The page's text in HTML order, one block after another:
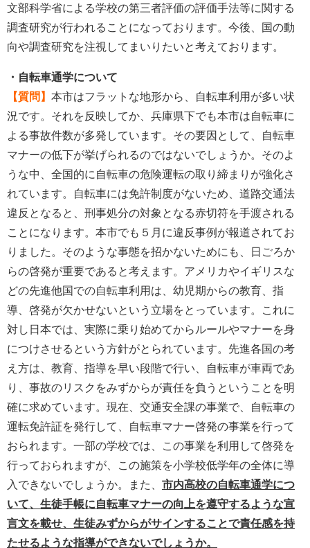
文部科学省による学校の第三者評価の評価手法等に関する
調査研究が行われることになっております。今後、国の動
向や調査研究を注視してまいりたいと考えております。
・自転車通学について
【質問】 本市はフラットな地形から、自転車利用が多い状
況です。それを反映してか、兵庫県下でも本市は自転車に
よる事故件数が多発しています。その要因として、自転車
マナーの低下が挙げられるのではないでしょうか。そのよ
うな中、全国的に自転車の危険運転の取り締まりが強化さ
れています。自転車には免許制度がないため、道路交通法
違反となると、刑事処分の対象となる赤切符を手渡される
ことになります。本市でも５月に違反事例が報道されてお
りました。そのような事態を招かないためにも、日ごろか
らの啓発が重要であると考えます。アメリカやイギリスな
どの先進他国での自転車利用は、幼児期からの教育、指
導、啓発が欠かせないという立場をとっています。これに
対し日本では、実際に乗り始めてからルールやマナーを身
につけさせるという方針がとられています。先進各国の考
え方は、教育、指導を早い段階で行い、自転車が車両であ
り、事故のリスクをみずからが責任を負うということを明
確に求めています。現在、交通安全課の事業で、自転車の
運転免許証を発行して、自転車マナー啓発の事業を行って
おられます。一部の学校では、この事業を利用して啓発を
行っておられますが、この施策を小学校低学年の全体に導
入できないでしょうか。また、 市内高校の自転車通学につ
いて、生徒手帳に自転車マナーの向上を遵守するような宣
言文を載せ、生徒みずからがサインすることで責任感を持
たせるような指導ができないでしょうか。